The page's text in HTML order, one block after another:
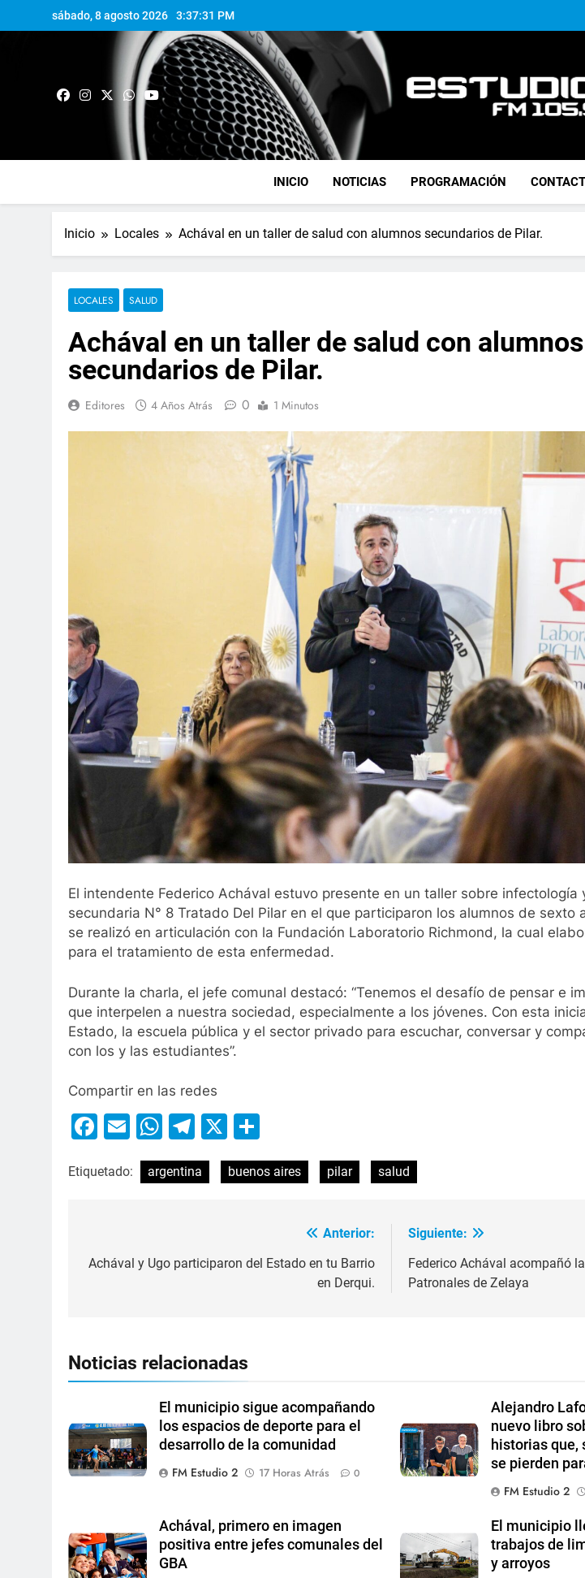
sábado, 8 agosto 2026 3:37:32 PM
FM
INICIO NOTICIAS PROGRAMACIÓN
Inicio Locales Achával en un taller de salud con alumnos secundarios de Pilar.
LOCALES SALUD
Achával en un taller de salud con alumnos
secundarios de Pilar.
Editores 4 Años Atrás 0 1 Minutos
El intendente Federico Achával estuvo presente en un taller sobre infectología
secundaria N° 8 Tratado Del Pilar en el que participaron los alumnos de sexto
se realizó en articulación con la Fundación Laboratorio Richmond, la cual
para el tratamiento de esta enfermedad.
Durante la charla, el jefe comunal destacó: “Tenemos el desafío de pensar e
que interpelen a nuestra sociedad, especialmente a los jóvenes. Con esta
Estado, la escuela pública y el sector privado para escuchar, conversar y
con los y las estudiantes”.
Compartir en las redes
Facebook
EmailWhatsApp
Telegram
X
Etiquetado: argentina buenos aires pilar salud
Anterior:
Achával y Ugo participaron del Estado en tu Barrio
en Derqui.
Siguiente:
Federico Achával acompañó
Patronales de Zelaya
Noticias relacionadas
El municipio sigue acompañando
los espacios de deporte para el
desarrollo de la comunidad
FM Estudio 2
17 Horas Atrás 0
Alejandro
nuevo libro
historias que,
se pierden
FM Estudio 2
Achával, primero en imagen
positiva entre jefes comunales del
GBA
El municipio
trabajos de
y arroyos